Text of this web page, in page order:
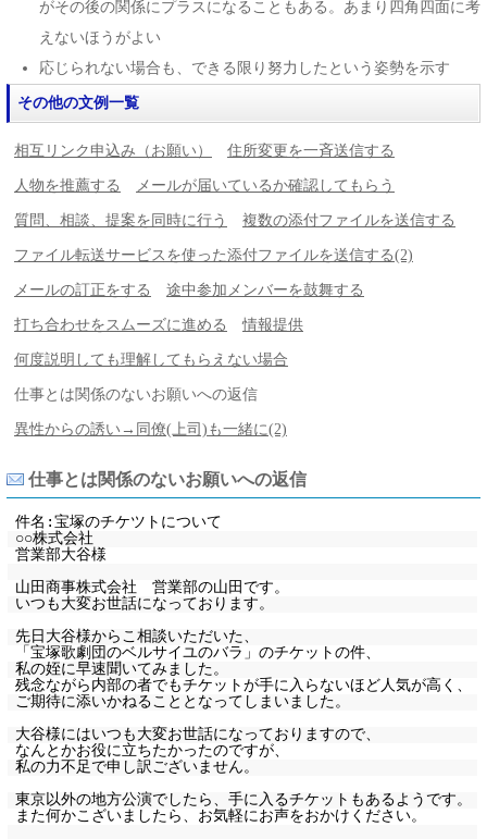
がその後の関係にプラスになることもある。あまり四角四面に考
えないほうがよい
応じられない場合も、できる限り努力したという姿勢を示す
その他の文例一覧
相互リンク申込み（お願い） 住所変更を一斉送信する
人物を推薦する メールが届いているか確認してもらう
質問、相談、提案を同時に行う 複数の添付ファイルを送信する
ファイル転送サービスを使った添付ファイルを送信する(2)
メールの訂正をする 途中参加メンバーを鼓舞する
打ち合わせをスムーズに進める 情報提供
何度説明しても理解してもらえない場合
仕事とは関係のないお願いへの返信
異性からの誘い→同僚(上司)も一緒に(2)
仕事とは関係のないお願いへの返信
件名:宝塚のチケツトについて
○○株式会社
営業部大谷様
山田商事株式会社 営業部の山田です。
いつも大変お世話になっております。
先日大谷様からこ相談いただいた、
「宝塚歌劇団のベルサイユのバラ」のチケットの件、
私の姪に早速聞いてみました。
残念ながら内部の者でもチケットが手に入らないほど人気が高く、
ご期待に添いかねることとなってしまいました。
大谷様にはいつも大変お世話になっておりますので、
なんとかお役に立ちたかったのですが、
私の力不足で申し訳ございません。
東京以外の地方公演でしたら、手に入るチケットもあるようです。
また何かこざいましたら、お気軽にお声をおかけください。